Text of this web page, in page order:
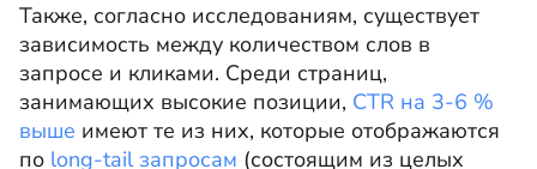
Также, согласно исследованиям, существует
зависимость между количеством слов в
запросе и кликами. Среди страниц,
занимающих высокие позиции, CTR на 3-6 %
выше имеют те из них, которые отображаются
по long-tail запросам (состоящим из целых